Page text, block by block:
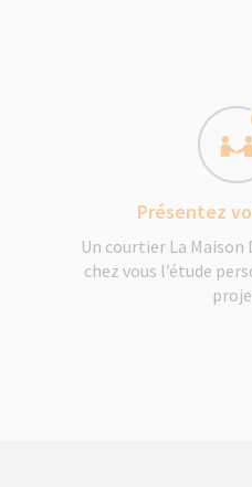
Présentez
Un courtier La Maison
chez vous l’étude